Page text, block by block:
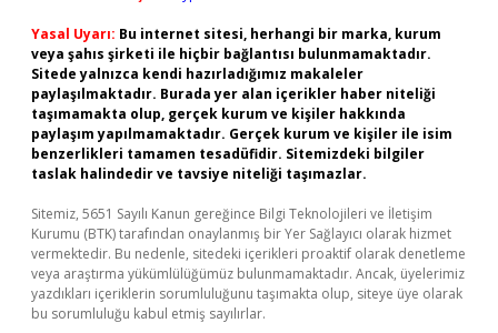
Yasal Uyarı: Bu internet sitesi, herhangi bir marka, kurum
veya şahıs şirketi ile hiçbir bağlantısı bulunmamaktadır.
Sitede yalnızca kendi hazırladığımız makaleler
paylaşılmaktadır. Burada yer alan içerikler haber niteliği
taşımamakta olup, gerçek kurum ve kişiler hakkında
paylaşım yapılmamaktadır. Gerçek kurum ve kişiler ile isim
benzerlikleri tamamen tesadüfidir. Sitemizdeki bilgiler
taslak halindedir ve tavsiye niteliği taşımazlar.
Sitemiz, 5651 Sayılı Kanun gereğince Bilgi Teknolojileri ve İletişim
Kurumu (BTK) tarafından onaylanmış bir Yer Sağlayıcı olarak hizmet
vermektedir. Bu nedenle, sitedeki içerikleri proaktif olarak denetleme
veya araştırma yükümlülüğümüz bulunmamaktadır. Ancak, üyelerimiz
yazdıkları içeriklerin sorumluluğunu taşımakta olup, siteye üye olarak
bu sorumluluğu kabul etmiş sayılırlar.